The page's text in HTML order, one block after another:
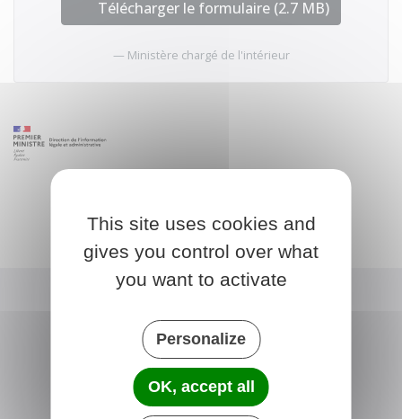
Télécharger le formulaire (2.7 MB)
Ministère chargé de l'intérieur
This site uses cookies and
gives you control over what
you want to activate
Personalize
OK, accept all